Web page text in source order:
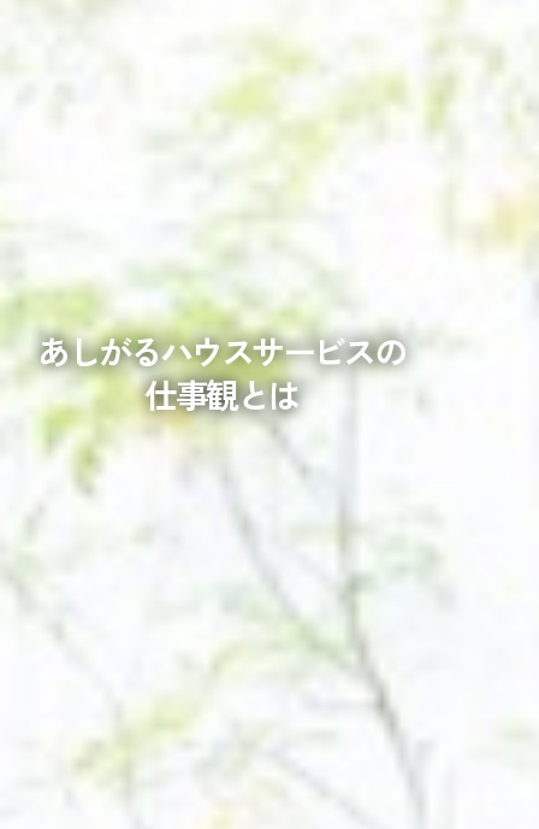
あしがるハウスサービスの
仕事観とは